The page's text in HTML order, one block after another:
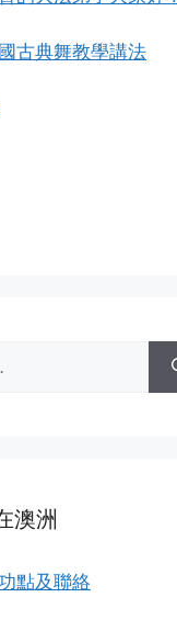
古典舞教學講法
澳洲
點及聯絡